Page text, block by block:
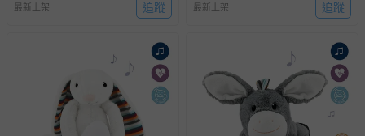
最新上架 追蹤 最新上架 追蹤